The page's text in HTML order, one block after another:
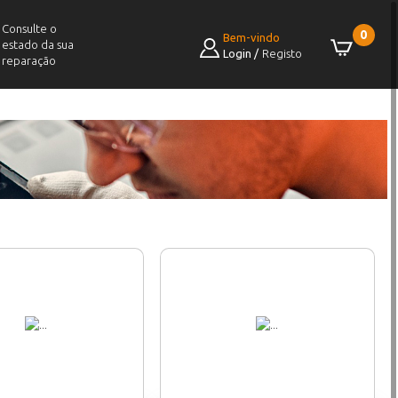
Consulte o
estado da sua
reparação
0
Bem-vindo
Login / Registo